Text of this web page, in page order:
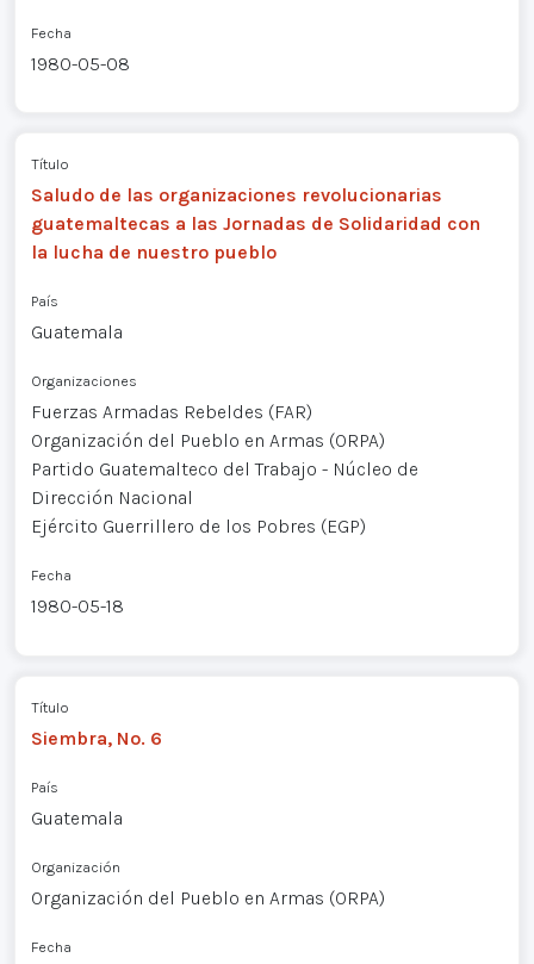
Fecha
1980-05-08
Título
Saludo de las organizaciones revolucionarias
guatemaltecas a las Jornadas de Solidaridad con
la lucha de nuestro pueblo
País
Guatemala
Organizaciones
Fuerzas Armadas Rebeldes (FAR)
Organización del Pueblo en Armas (ORPA)
Partido Guatemalteco del Trabajo - Núcleo de
Dirección Nacional
Ejército Guerrillero de los Pobres (EGP)
Fecha
1980-05-18
Título
Siembra, No. 6
País
Guatemala
Organización
Organización del Pueblo en Armas (ORPA)
Fecha